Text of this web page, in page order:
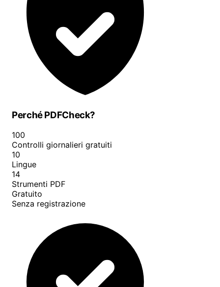
Perché PDFCheck?
100
Controlli giornalieri gratuiti
10
Lingue
14
Strumenti PDF
Gratuito
Senza registrazione